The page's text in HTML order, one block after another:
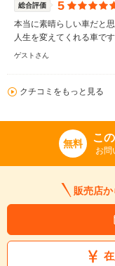
総合評価 5
本当に素晴らしい車だと
人生を変えてくれる車です
ゲストさん
クチコミをもっと見る
無料 こ
お問
販売店